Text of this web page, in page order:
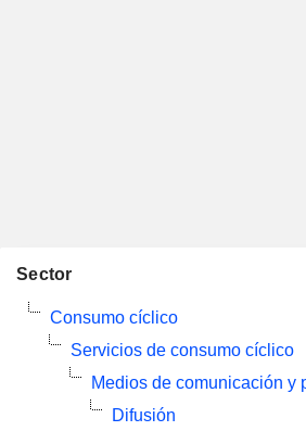
Sector
Consumo cíclico
Servicios de consumo cíclico
Medios de comunicación y
Difusión